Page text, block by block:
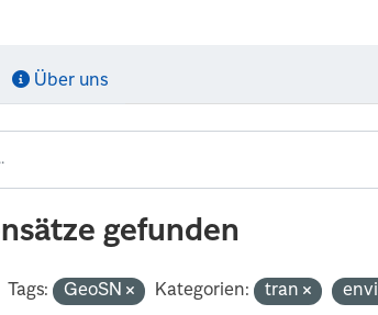
Über uns
gefunden
Tags: GeoSN Kategorien: tran